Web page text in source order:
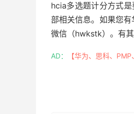
hcia多选题计分方式
部相关信息。如果您
微信（hwkstk）。有其
AD： 【华为、思科、